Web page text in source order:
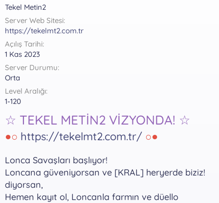
t
n
h
i
Tekel Metin2
Server Web Sitesi
https://tekelmt2.com.tr
Açılış Tarihi
1 Kas 2023
Server Durumu
Orta
Level Aralığı
1-120
☆ TEKEL METİN2 VİZYONDA! ☆
●○ https://tekelmt2.com.tr/ ○●
Lonca Savaşları başlıyor!
Loncana güveniyorsan ve [KRAL] heryerde biziz!
diyorsan,
Hemen kayıt ol, Loncanla farmın ve düello